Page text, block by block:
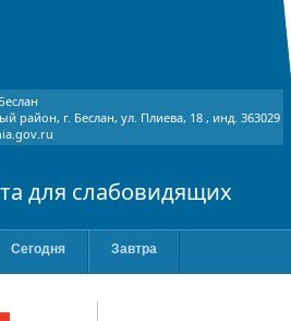
район, г. Беслан, ул. Плиева, 18 , инд. 363029
для слабовидящих
Сегодня Завтра